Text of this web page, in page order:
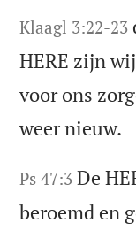
Klaagl 3:22-23
HERE zijn
voor ons
weer nieuw.
Ps 47:3 De
beroemd en